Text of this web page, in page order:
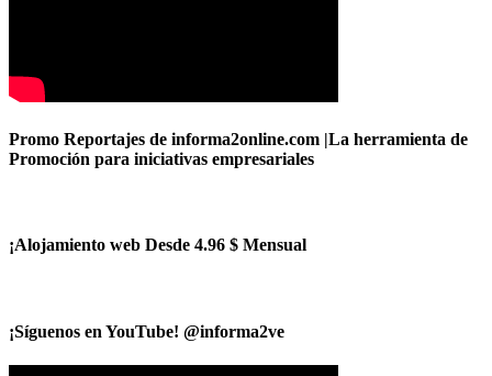
Promo Reportajes de informa2online.com |La herramienta de
Promoción para iniciativas empresariales
¡Alojamiento web Desde 4.96 $ Mensual
¡Síguenos en YouTube! @informa2ve